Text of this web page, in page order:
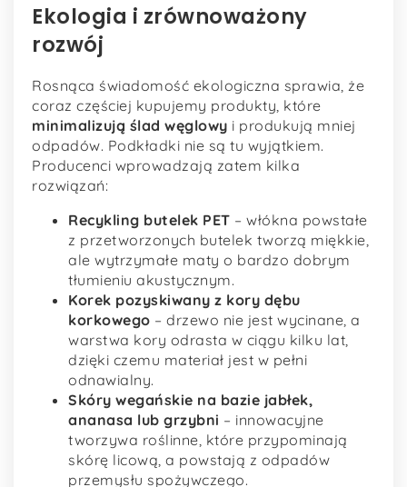
Ekologia i zrównoważony
rozwój
Rosnąca świadomość ekologiczna sprawia, że
coraz częściej kupujemy produkty, które
minimalizują ślad węglowy i produkują mniej
odpadów. Podkładki nie są tu wyjątkiem.
Producenci wprowadzają zatem kilka
rozwiązań:
Recykling butelek PET – włókna powstałe
z przetworzonych butelek tworzą miękkie,
ale wytrzymałe maty o bardzo dobrym
tłumieniu akustycznym.
Korek pozyskiwany z kory dębu
korkowego – drzewo nie jest wycinane, a
warstwa kory odrasta w ciągu kilku lat,
dzięki czemu materiał jest w pełni
odnawialny.
Skóry wegańskie na bazie jabłek,
ananasa lub grzybni – innowacyjne
tworzywa roślinne, które przypominają
skórę licową, a powstają z odpadów
przemysłu spożywczego.